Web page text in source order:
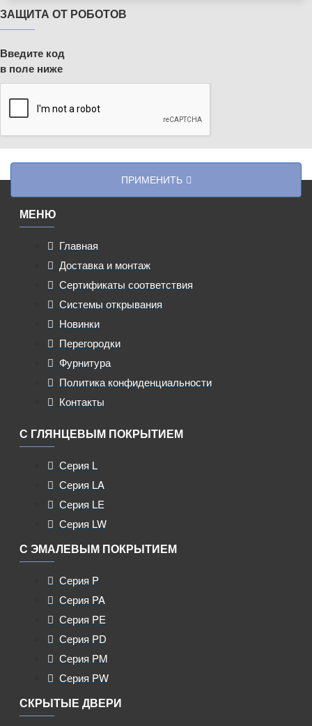
ЗАЩИТА ОТ РОБОТОВ
Введите код
в поле ниже
ПРИМЕНИТЬ
МЕНЮ
Главная
Доставка и монтаж
Сертификаты соответствия
Системы открывания
Новинки
Перегородки
Фурнитура
Политика конфиденциальности
Контакты
С ГЛЯНЦЕВЫМ ПОКРЫТИЕМ
Серия L
Серия LA
Серия LE
Серия LW
С ЭМАЛЕВЫМ ПОКРЫТИЕМ
Серия P
Серия PA
Серия PE
Серия PD
Серия PM
Серия PW
СКРЫТЫЕ ДВЕРИ